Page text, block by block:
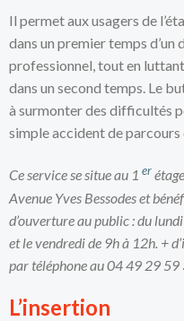
Il permet aux usagers de
dans un premier temps
professionnel, tout en
dans un second temps. Le
à surmonter des difficultés
simple accident de parcours
Ce service se situe au 1 er
Avenue Yves Bessodes et
d’ouverture au public : du
et le vendredi de 9h à 12h. +
par téléphone au 04 49 29 59
L’insertion